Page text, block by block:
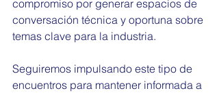
compromiso por generar espacios de
conversación técnica y oportuna sobre
temas clave para la industria.
Seguiremos impulsando este tipo de
encuentros para mantener informada a